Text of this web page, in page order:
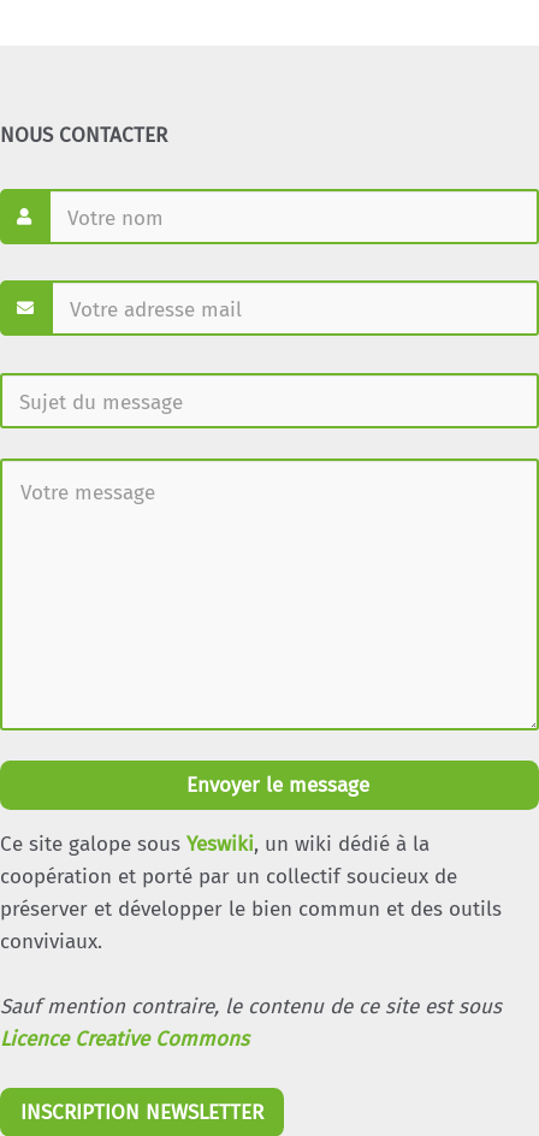
NOUS CONTACTER
Envoyer le message
Ce site galope sous Yeswiki, un wiki dédié à la
coopération et porté par un collectif soucieux de
préserver et développer le bien commun et des outils
conviviaux.
Sauf mention contraire, le contenu de ce site est sous
Licence Creative Commons
INSCRIPTION NEWSLETTER